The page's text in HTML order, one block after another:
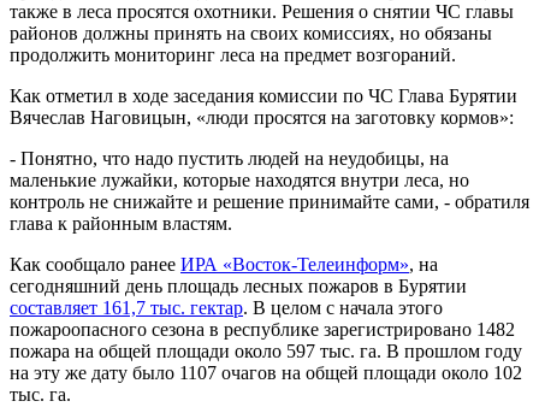
также в леса просятся охотники. Решения о снятии ЧС главы
районов должны принять на своих комиссиях, но обязаны
продолжить мониторинг леса на предмет возгораний.
Как отметил в ходе заседания комиссии по ЧС Глава Бурятии
Вячеслав Наговицын, «люди просятся на заготовку кормов»:
- Понятно, что надо пустить людей на неудобицы, на
маленькие лужайки, которые находятся внутри леса, но
контроль не снижайте и решение принимайте сами, - обратиля
глава к районным властям.
Как сообщало ранее ИРА «Восток-Телеинформ», на
сегодняшний день площадь лесных пожаров в Бурятии
составляет 161,7 тыс. гектар. В целом с начала этого
пожароопасного сезона в республике зарегистрировано 1482
пожара на общей площади около 597 тыс. га. В прошлом году
на эту же дату было 1107 очагов на общей площади около 102
тыс. га.